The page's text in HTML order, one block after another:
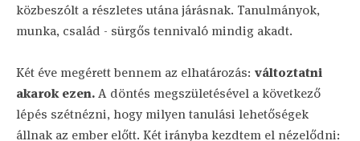
közbeszólt a részletes utána járásnak. Tanulmányok,
munka, család - sürgős tennivaló mindig akadt.
Két éve megérett bennem az elhatározás: változtatni
akarok ezen.A döntés megszületésével a következő
lépés szétnézni, hogy milyen tanulási lehetőségek
állnak az ember előtt. Két irányba kezdtem el nézelődni: